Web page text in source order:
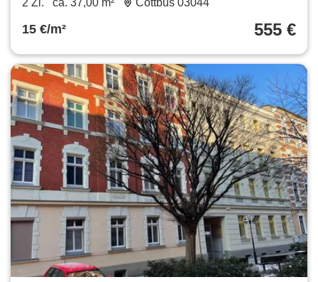
15 €/m² 555 €